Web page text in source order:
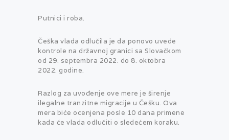
Putnici i roba.
Češka vlada odlučila je da ponovo uvede
kontrole na državnoj granici sa Slovačkom
od 29. septembra 2022. do 8. oktobra
2022. godine.
Razlog za uvođenje ove mere je širenje
ilegalne tranzitne migracije u Češku. Ova
mera biće ocenjena posle 10 dana primene
kada će vlada odlučiti o sledećem koraku.